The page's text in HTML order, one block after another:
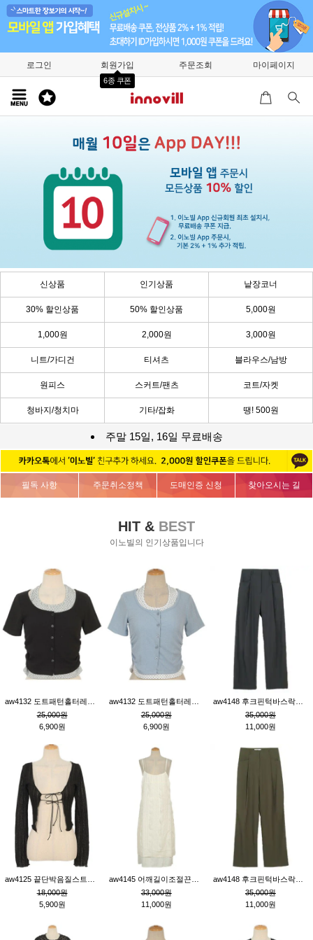
로그인 회원가입
6종 쿠폰
주문조회 마이페이지
신상품 인기상품 낱장코너
30% 할인상품 50% 할인상품 5,000원
1,000원 2,000원 3,000원
니트/가디건 티셔츠 블라우스/남방
원피스 스커트/팬츠 코트/자켓
청바지/청치마 기타/잡화 땡! 500원
주말 15일, 16일 무료배송
필독 사항 주문취소정책 도매인증 신청 찾아오시는 길
HIT & BEST
이노빌의 인기상품입니다
25,000원
6,900원
25,000원
6,900원
35,000원
11,000원
18,000원
5,900원
33,000원
11,000원
35,000원
11,000원